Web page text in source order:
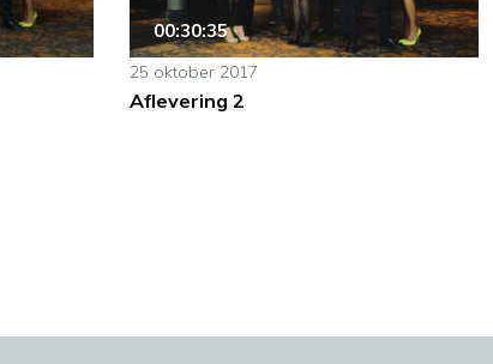
00:30:35
25 oktober 2017
Aflevering 2